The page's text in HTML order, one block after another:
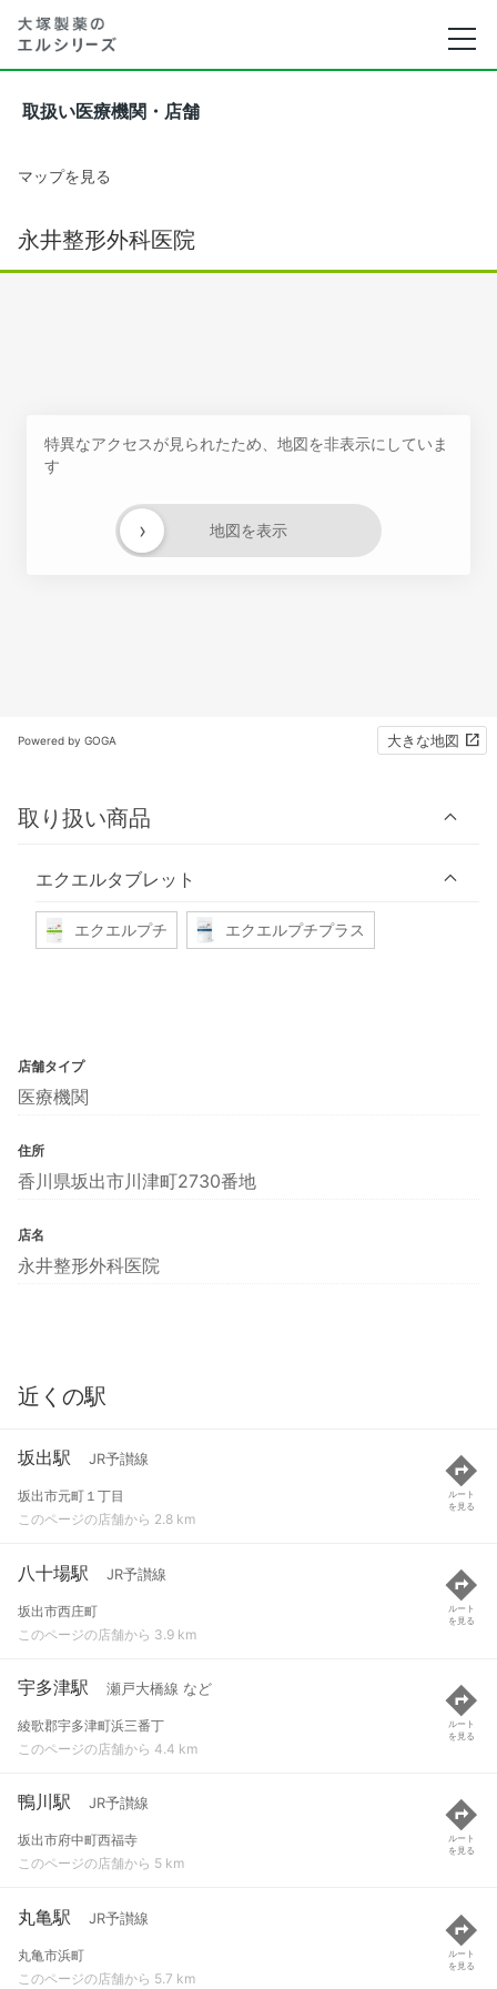
取扱い医療機関・店舗
マップを見る
永井整形外科医院
特異なアクセスが見られたため、地図を非表示にしていま
す
地図を表示
›
Powered by GOGA 大きな地図
取り扱い商品
エクエルタブレット
エクエルプチ エクエルプチプラス
店舗タイプ
医療機関
住所
香川県坂出市川津町2730番地
店名
永井整形外科医院
近くの駅
坂出駅 JR予讃線
坂出市元町１丁目
このページの店舗から 2.8 km
ルート
を見る
八十場駅 JR予讃線
坂出市西庄町
このページの店舗から 3.9 km
ルート
を見る
宇多津駅 瀬戸大橋線 など
綾歌郡宇多津町浜三番丁
このページの店舗から 4.4 km
ルート
を見る
鴨川駅 JR予讃線
坂出市府中町西福寺
このページの店舗から 5 km
ルート
を見る
丸亀駅 JR予讃線
丸亀市浜町
このページの店舗から 5.7 km
ルート
を見る